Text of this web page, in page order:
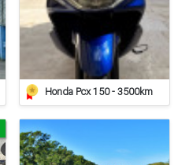
Honda Pcx 150 - 3500km